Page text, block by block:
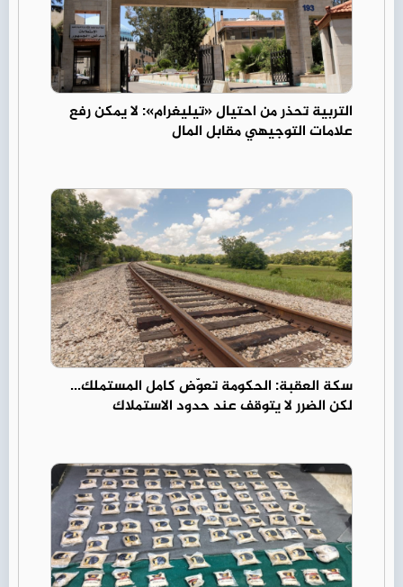
التربية تحذر من احتيال «تيليغرام»: لا يمكن رفع
علامات التوجيهي مقابل المال
سكة العقبة: الحكومة تعوّض كامل المستملك...
لكن الضرر لا يتوقف عند حدود الاستملاك